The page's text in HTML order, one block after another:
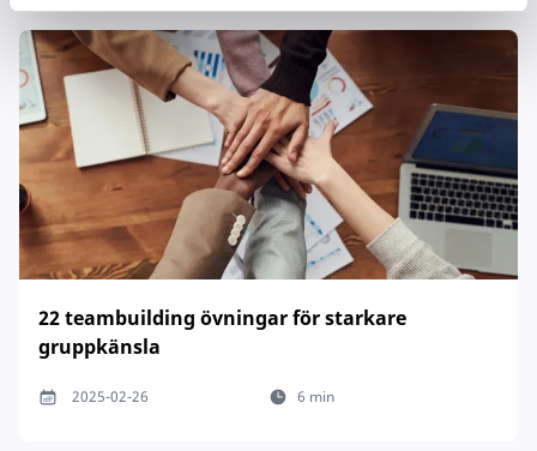
22 teambuilding övningar för starkare
gruppkänsla
2025-02-26 6 min